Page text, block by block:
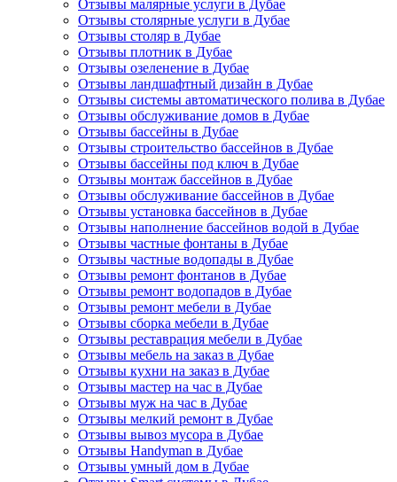
Отзывы малярные услуги в Дубае
Отзывы столярные услуги в Дубае
Отзывы столяр в Дубае
Отзывы плотник в Дубае
Отзывы озеленение в Дубае
Отзывы ландшафтный дизайн в Дубае
Отзывы системы автоматического полива в Дубае
Отзывы обслуживание домов в Дубае
Отзывы бассейны в Дубае
Отзывы строительство бассейнов в Дубае
Отзывы бассейны под ключ в Дубае
Отзывы монтаж бассейнов в Дубае
Отзывы обслуживание бассейнов в Дубае
Отзывы установка бассейнов в Дубае
Отзывы наполнение бассейнов водой в Дубае
Отзывы частные фонтаны в Дубае
Отзывы частные водопады в Дубае
Отзывы ремонт фонтанов в Дубае
Отзывы ремонт водопадов в Дубае
Отзывы ремонт мебели в Дубае
Отзывы сборка мебели в Дубае
Отзывы реставрация мебели в Дубае
Отзывы мебель на заказ в Дубае
Отзывы кухни на заказ в Дубае
Отзывы мастер на час в Дубае
Отзывы муж на час в Дубае
Отзывы мелкий ремонт в Дубае
Отзывы вывоз мусора в Дубае
Отзывы Handyman в Дубае
Отзывы умный дом в Дубае